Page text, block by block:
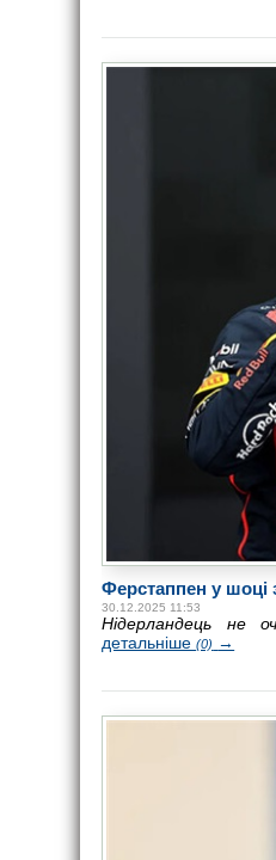
Ферстаппен у шоці
30.12.2025 11:53
Нідерландець не
детальніше(0) →